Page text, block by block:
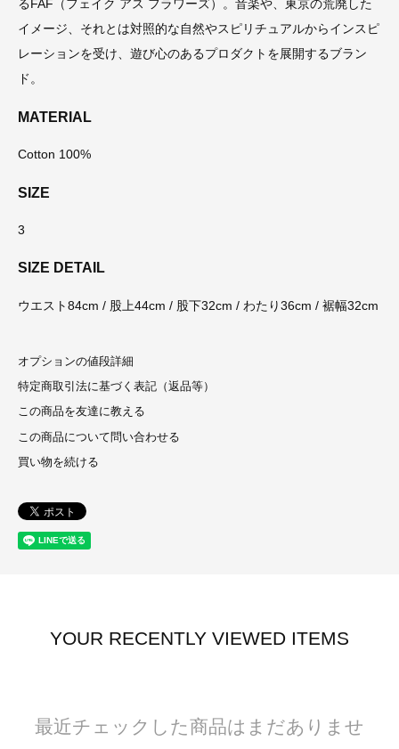
るFAF（フェイク アス フラワーズ）。音楽や、東京の荒廃した
イメージ、それとは対照的な自然やスピリチュアルからインスピ
レーションを受け、遊び心のあるプロダクトを展開するブラン
ド。
MATERIAL
Cotton 100%
SIZE
3
SIZE DETAIL
ウエスト84cm / 股上44cm / 股下32cm / わたり36cm / 裾幅32cm
オプションの値段詳細
特定商取引法に基づく表記（返品等）
この商品を友達に教える
この商品について問い合わせる
買い物を続ける
YOUR RECENTLY VIEWED ITEMS
最近チェックした商品はまだありませ